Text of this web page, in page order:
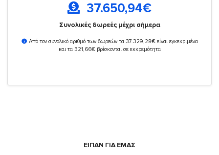
37.650,94€
Συνολικές δωρεές μέχρι σήμερα
Από τον συνολικό αριθμό των δωρεών τα 37.329,28€ είναι εγκεκριμένα
και τα 321,66€ βρίσκονται σε εκκρεμότητα
ΕΙΠΑΝ ΓΙΑ ΕΜΑΣ